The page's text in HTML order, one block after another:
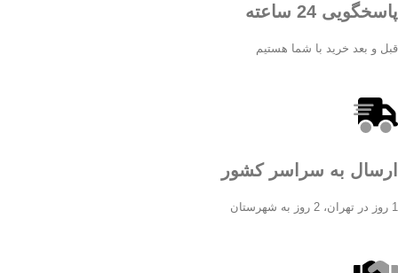
پاسخگویی 24 ساعته
قبل و بعد خرید با شما هستیم
ارسال به سراسر کشور
1 روز در تهران، 2 روز به شهرستان